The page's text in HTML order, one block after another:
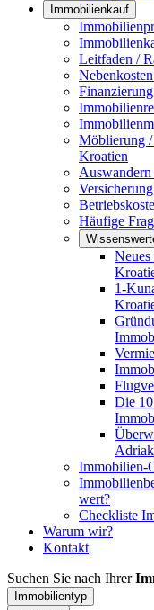
Immobilienkauf
Leitfaden /
Möblierung
Kroatien
Häufige
1-
Die
Immobilien-
wert?
Checkliste
Warum wir?
Kontakt
Suchen Sie nach Ihrer
Immobilientyp